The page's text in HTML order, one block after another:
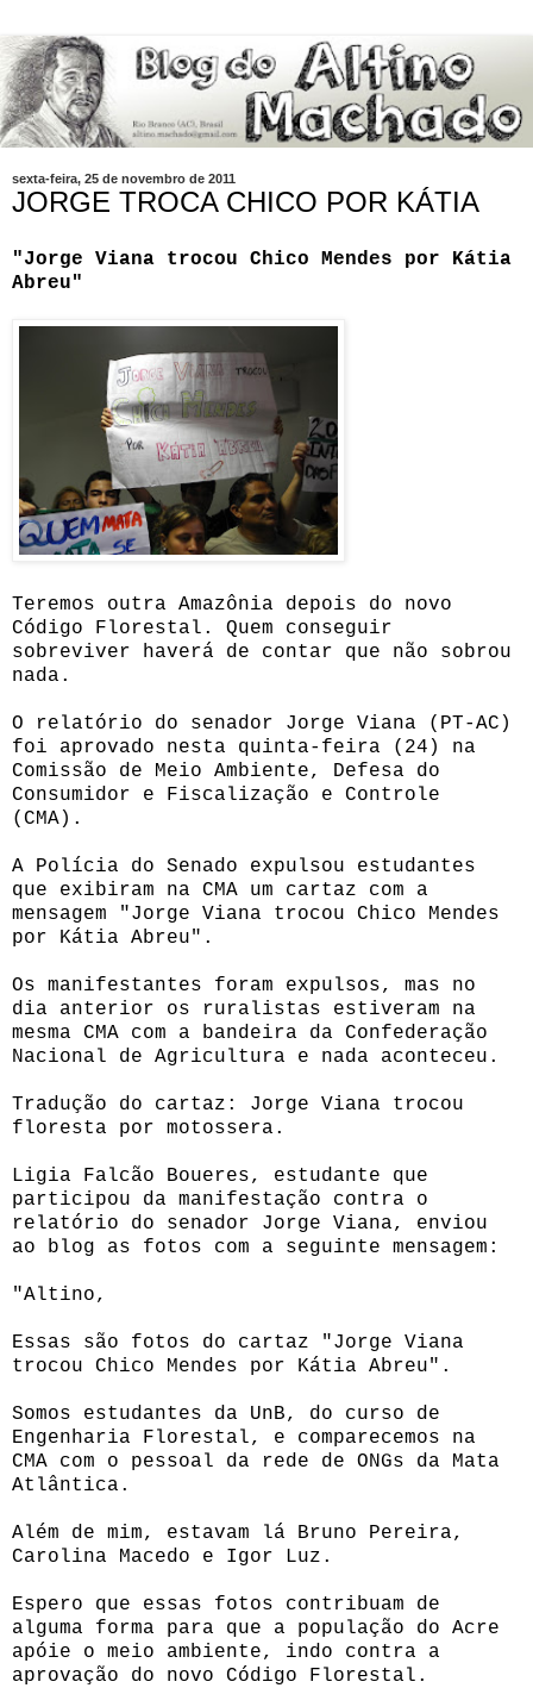
sexta-feira, 25 de novembro de 2011
JORGE TROCA CHICO POR KÁTIA
"Jorge Viana trocou Chico Mendes por Kátia
Abreu"
Teremos outra Amazônia depois do novo
Código Florestal. Quem conseguir
sobreviver haverá de contar que não sobrou
nada.
O relatório do senador Jorge Viana (PT-AC)
foi aprovado nesta quinta-feira (24) na
Comissão de Meio Ambiente, Defesa do
Consumidor e Fiscalização e Controle
(CMA).
A Polícia do Senado expulsou estudantes
que exibiram na CMA um cartaz com a
mensagem "Jorge Viana trocou Chico Mendes
por Kátia Abreu".
Os manifestantes foram expulsos, mas no
dia anterior os ruralistas estiveram na
mesma CMA com a bandeira da Confederação
Nacional de Agricultura e nada aconteceu.
Tradução do cartaz: Jorge Viana trocou
floresta por motossera.
Ligia Falcão Boueres, estudante que
participou da manifestação contra o
relatório do senador Jorge Viana, enviou
ao blog as fotos com a seguinte mensagem:
"Altino,
Essas são fotos do cartaz "Jorge Viana
trocou Chico Mendes por Kátia Abreu".
Somos estudantes da UnB, do curso de
Engenharia Florestal, e comparecemos na
CMA com o pessoal da rede de ONGs da Mata
Atlântica.
Além de mim, estavam lá Bruno Pereira,
Carolina Macedo e Igor Luz.
Espero que essas fotos contribuam de
alguma forma para que a população do Acre
apóie o meio ambiente, indo contra a
aprovação do novo Código Florestal.